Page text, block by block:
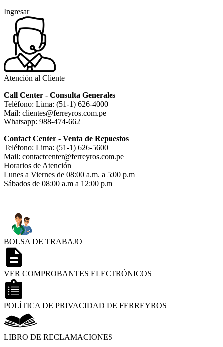
Ingresar
Atención al Cliente
Call Center - Consulta Generales
Teléfono: Lima: (51-1) 626-4000
Mail: clientes@ferreyros.com.pe
Whatsapp: 988-474-662
Contact Center - Venta de Repuestos
Teléfono: Lima: (51-1) 626-5600
Mail: contactcenter@ferreyros.com.pe
Horarios de Atención
Lunes a Viernes de 08:00 a.m. a 5:00 p.m
Sábados de 08:00 a.m a 12:00 p.m
BOLSA DE TRABAJO
VER COMPROBANTES ELECTRÓNICOS
POLÍTICA DE PRIVACIDAD DE FERREYROS
LIBRO DE RECLAMACIONES